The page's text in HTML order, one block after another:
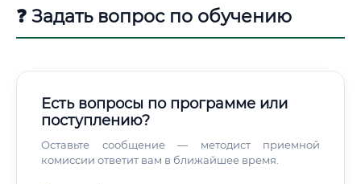
❓ Задать вопрос по обучению
Есть вопросы по программе или
поступлению?
Оставьте сообщение — методист приемной
комиссии ответит вам в ближайшее время.